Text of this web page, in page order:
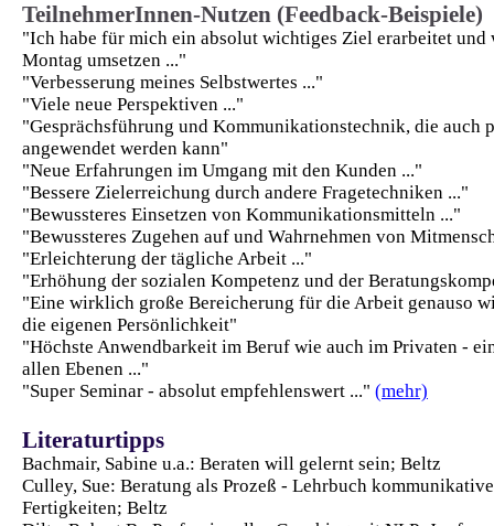
TeilnehmerInnen-Nutzen (Feedback-Beispiele)
"Ich habe für mich ein absolut wichtiges Ziel erarbeitet und
Montag umsetzen ..."
"Verbesserung meines Selbstwertes ..."
"Viele neue Perspektiven ..."
"Gesprächsführung und Kommunikationstechnik, die auch
angewendet werden kann"
"Neue Erfahrungen im Umgang mit den Kunden ..."
"Bessere Zielerreichung durch andere Fragetechniken ..."
"Bewussteres Einsetzen von Kommunikationsmitteln ..."
"Bewussteres Zugehen auf und Wahrnehmen von
"Erleichterung der tägliche Arbeit ..."
"Erhöhung der sozialen Kompetenz und der
"Eine wirklich große Bereicherung für die Arbeit genauso
die eigenen Persönlichkeit"
"Höchste Anwendbarkeit im Beruf wie auch im Privaten -
allen Ebenen ..."
"Super Seminar - absolut empfehlenswert ..." (mehr)
Literaturtipps
Bachmair, Sabine u.a.: Beraten will gelernt sein; Beltz
Culley, Sue: Beratung als Prozeß - Lehrbuch
Fertigkeiten; Beltz